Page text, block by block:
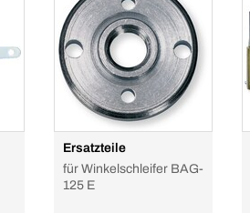
Ersatzteile
für Winkelschleifer BAG-
125 E